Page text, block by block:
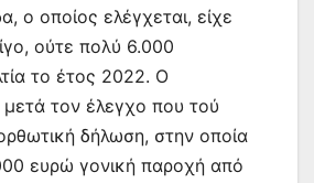
ο οποίος ελέγχεται, είχε
ούτε πολύ 6.000
το έτος 2022. Ο
μετά τον έλεγχο που τού
δήλωση, στην οποία
ευρώ γονική παροχή από